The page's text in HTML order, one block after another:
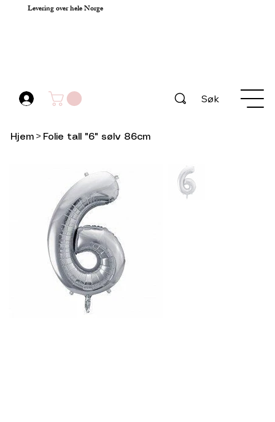
Levering over hele Norge
Søk
Hjem > Folie tall "6" sølv 86cm